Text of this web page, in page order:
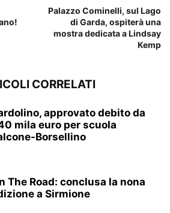
Palazzo Cominelli, sul Lago
di Garda, ospiterà una
mostra dedicata a Lindsay
Kemp
CORRELATI
approvato debito da
mila euro per scuola
Borsellino
The Road: conclusa la nona
a Sirmione